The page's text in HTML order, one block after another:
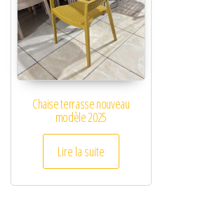
Chaise terrasse nouveau
modèle 2025
Lire la suite